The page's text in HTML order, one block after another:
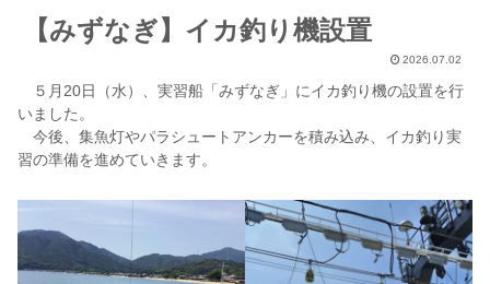
【みずなぎ】イカ釣り機設置
2026.07.02
５月20日（水）、実習船「みずなぎ」にイカ釣り機の設置を行
いました。
今後、集魚灯やパラシュートアンカーを積み込み、イカ釣り実
習の準備を進めていきます。